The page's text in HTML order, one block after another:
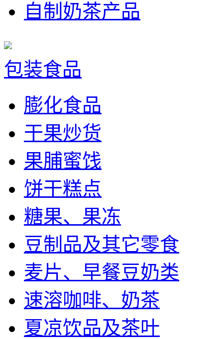
自制奶茶产品
包装食品
膨化食品
干果炒货
果脯蜜饯
饼干糕点
糖果、果冻
豆制品及其它零食
麦片、早餐豆奶类
速溶咖啡、奶茶
夏凉饮品及茶叶